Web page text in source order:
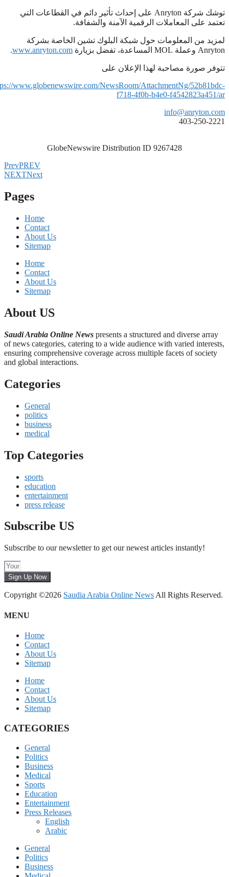
توشك شركة Anryton على إحداث تأثير دائم في القطاعات التي
تعتمد على المعاملات الرقمية الآمنة والشفافة.
لمزيد من المعلومات حول شبكة البلوك تشين الخاصة بشركة
Anryton وعملة MOL المساعدة، تفضل بزيارة
www.anryton.com‏
.
تتوفر صورة مصاحبة لهذا الإعلان على
www.globenewswire.com/NewsRoom/AttachmentNg/52b81bdc-
f718-4f0b-b4e0-f4542823a451/ar
info@anryton.com
403-250-2221
GlobeNewswire Distribution ID 9267428
PrevPREV
NEXTNext
Pages
Home
Contact
About Us
Sitemap
Home
Contact
About Us
Sitemap
About US
Saudi Arabia Online News presents a structured and diverse array
of news categories, catering to a wide audience with varied interests,
ensuring comprehensive coverage across multiple facets of society
and global interactions.
Categories
General
politics
business
medical
Top Categories
sports
education
entertainment
press release
Subscribe US
Subscribe to our newsletter to get our newest articles instantly!
Sign Up Now
Copyright ©2026 Saudia Arabia Online News All Rights Reserved.
MENU
Home
Contact
About Us
Sitemap
Home
Contact
About Us
Sitemap
CATEGORIES
General
Politics
Business
Medical
Sports
Education
Entertainment
Press Releases
English
Arabic
General
Politics
Business